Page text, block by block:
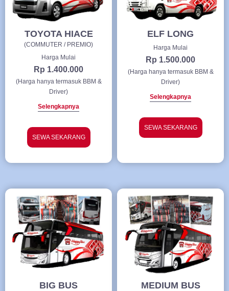
TOYOTA HIACE
(COMMUTER / PREMIO)
Harga Mulai
Rp 1.400.000
(Harga hanya termasuk BBM &
Driver)
Selengkapnya
SEWA SEKARANG
ELF LONG
Harga Mulai
Rp 1.500.000
(Harga hanya termasuk BBM &
Driver)
Selengkapnya
SEWA SEKARANG
BIG BUS MEDIUM BUS